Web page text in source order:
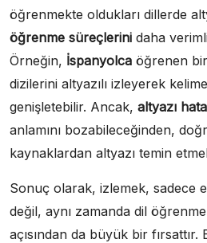
öğrenmekte oldukları dillerde
öğrenme süreçlerini daha
Örneğin, İspanyolca öğrenen
dizilerini altyazılı izleyerek kelime
genişletebilir. Ancak, altyazı
anlamını bozabileceğinden,
kaynaklardan altyazı temin
Sonuç olarak, izlemek, sadece
değil, aynı zamanda dil
açısından da büyük bir